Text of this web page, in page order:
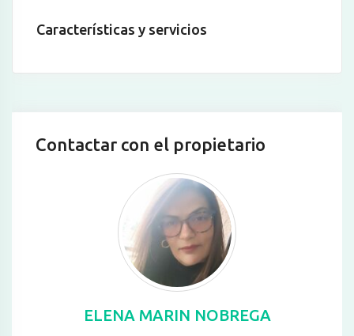
Características y servicios
Contactar con el propietario
ELENA MARIN NOBREGA